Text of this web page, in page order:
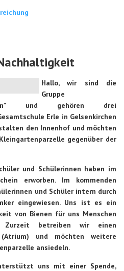
Hallo, wir sind die
Gruppe
und gehören drei
Erle in Gelsenkirchen
den Innenhof und möchten
gegenüber der
und Schülerinnen haben im
erworben. Im kommenden
und Schüler intern durch
eingewiesen. Uns ist es ein
von Bienen für uns Menschen
Zurzeit betreiben wir einen
und möchten weitere
ansiedeln.
uns mit einer Spende,